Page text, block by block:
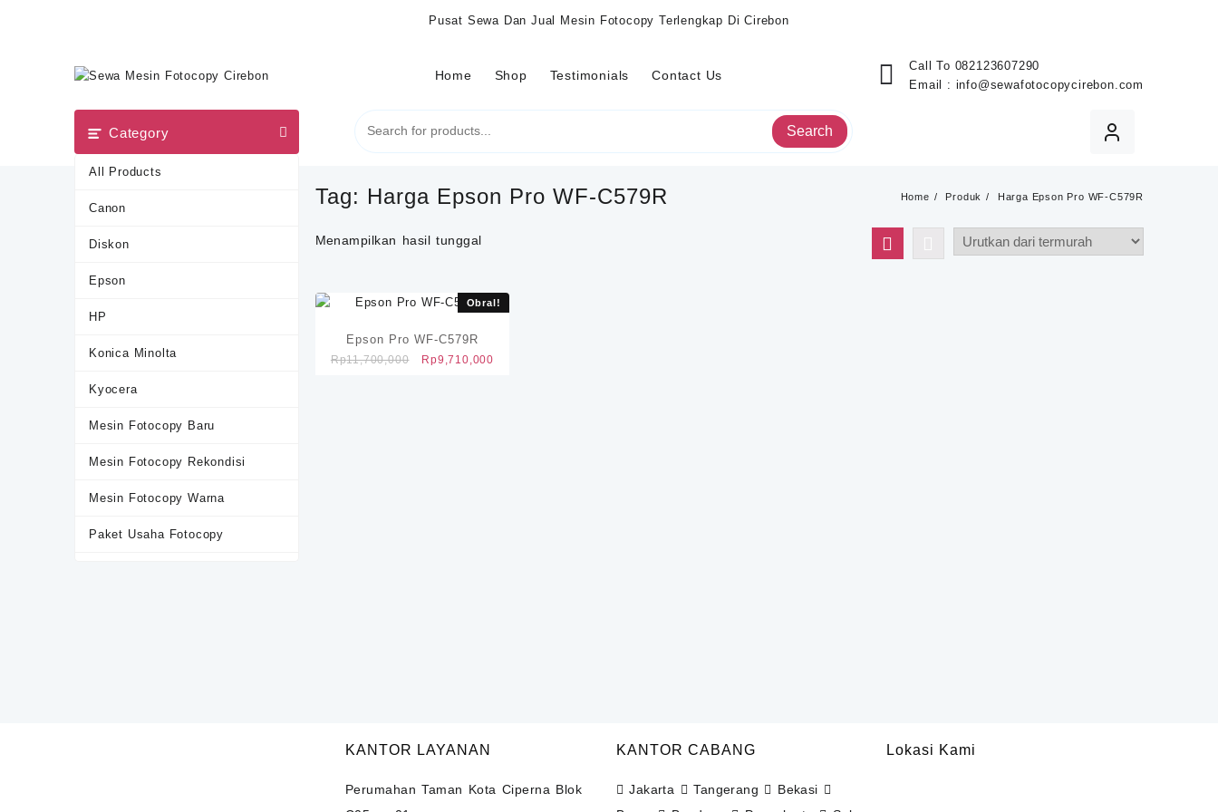
Pusat Sewa Dan Jual Mesin Fotocopy Terlengkap Di Cirebon
Home Shop Testimonials Contact Us
Call To 082123607290
Email : info@sewafotocopycirebon.com
Category
All Products
Canon
Diskon
Epson
HP
Konica Minolta
Kyocera
Mesin Fotocopy Baru
Mesin Fotocopy Rekondisi
Mesin Fotocopy Warna
Paket Usaha Fotocopy
Search
Tag: Harga Epson Pro WF-C579R Home Produk Harga Epson Pro WF-C579R
Menampilkan hasil tunggal
Obral!
Epson Pro WF-C579R
Rp11,700,000
Harga
Rp9,710,000
KANTOR LAYANAN
Perumahan Taman Kota Ciperna Blok
KANTOR CABANG
Jakarta Tangerang
Bekasi
Lokasi Kami